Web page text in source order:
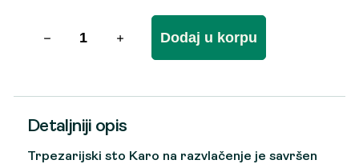
Dodaj u korpu
Detaljniji opis
Trpezarijski sto Karo na razvlačenje je savršen